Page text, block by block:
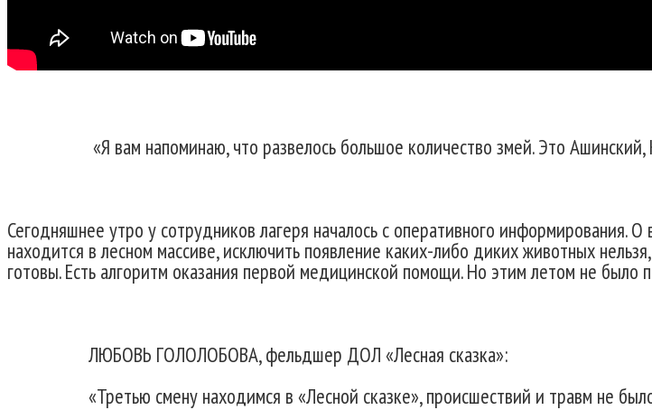
«Я вам напоминаю, что развелось большое количество змей. Это
Сегодняшнее утро у сотрудников лагеря началось с оперативного информирования.
находится в лесном массиве, исключить появление каких-либо диких животных
готовы. Есть алгоритм оказания первой медицинской помощи. Но этим летом не было
ЛЮБОВЬ ГОЛОЛОБОВА, фельдшер ДОЛ «Лесная сказка»:
«Третью смену находимся в «Лесной сказке», происшествий и травм не